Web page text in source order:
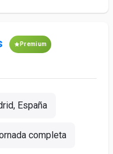
Premium
España
completa